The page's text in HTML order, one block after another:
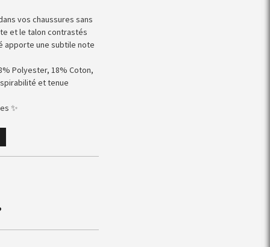
vos chaussures sans
et le talon contrastés
apporte une subtile note
Polyester, 18% Coton,
et tenue
✨